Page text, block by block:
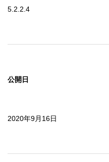
5.2.2.4
公開日
2020年9月16日